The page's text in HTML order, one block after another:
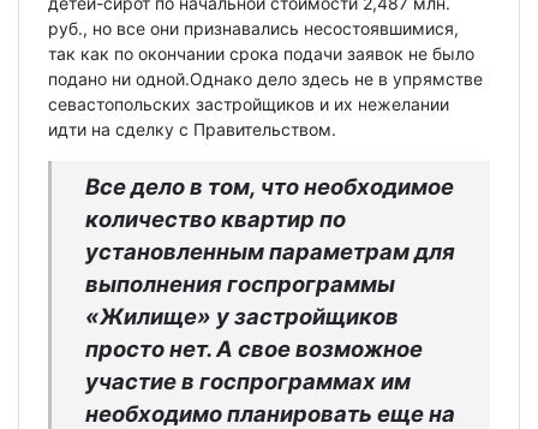
руб., но все они признавались несостоявшимися,
так как по окончании срока подачи заявок не было
подано ни одной.Однако дело здесь не в упрямстве
севастопольских застройщиков и их нежелании
идти на сделку с Правительством.
Все дело в том, что необходимое
количество квартир по
установленным параметрам для
выполнения госпрограммы
«Жилище» у застройщиков
просто нет. А свое возможное
участие в госпрограммах им
необходимо планировать еще на